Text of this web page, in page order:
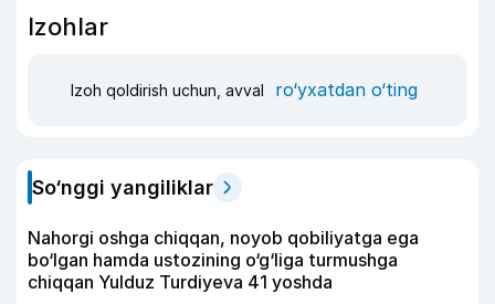
Izohlar
Izoh qoldirish uchun, avval ro‘yxatdan o‘ting
So‘nggi yangiliklar
Nahorgi oshga chiqqan, noyob qobiliyatga ega
bo‘lgan hamda ustozining o‘g‘liga turmushga
chiqqan Yulduz Turdiyeva 41 yoshda